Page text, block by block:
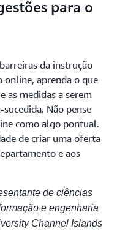
para o
da instrução
online, aprenda o que
as medidas a serem
Não pense
como algo pontual.
de criar uma oferta
e aos
de ciências
e engenharia
Channel Islands